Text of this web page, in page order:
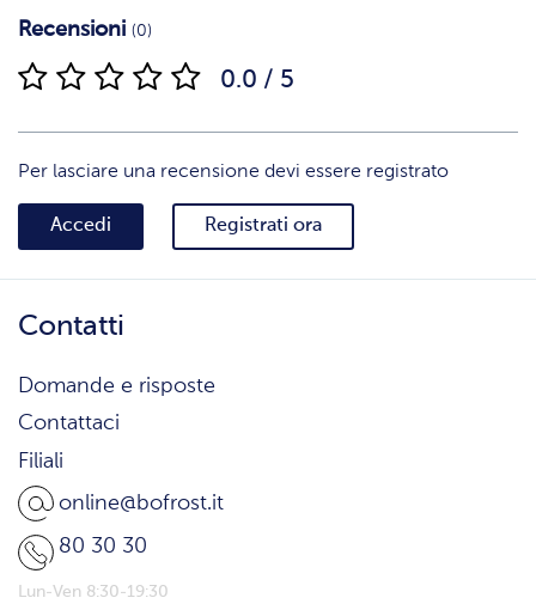
Recensioni (0)
0.0 / 5
Per lasciare una recensione devi essere registrato
Accedi Registrati ora
Contatti
Domande e risposte
Contattaci
Filiali
online@bofrost.it
80 30 30
Lun-Ven 8:30-19:30